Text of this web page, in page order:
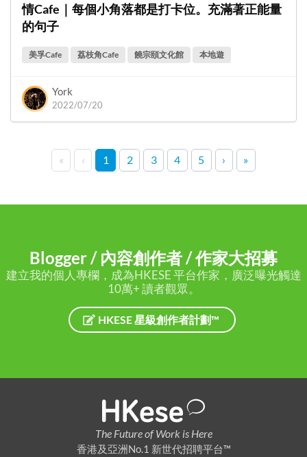
情Cafe｜每個小角落都是打卡位。充滿著正能量
的句子
美孚Cafe 荔枝角Cafe 饒宗頤文化館 本地遊
York
2022/07/20
« ‹ 1 2 3 4 5 › »
Blogger / 內容創作者 / 作家大招募
建立我的個人專欄，成為HKESE 平台作家，廣泛曝光觸達
10萬+ 讀者觀眾。
HKESE 星級創作者計劃™
The Future of Work is Here
香港及亞洲No.1 新世代招聘平台™